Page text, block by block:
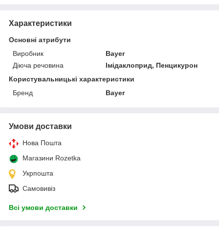
Характеристики
Основні атрибути
Виробник
Bayer
Діюча речовина
Імідаклоприд, Пенцикурон
Користувальницькі характеристики
Бренд
Bayer
Умови доставки
Нова Пошта
Магазини Rozetka
Укрпошта
Самовивіз
Всі умови доставки